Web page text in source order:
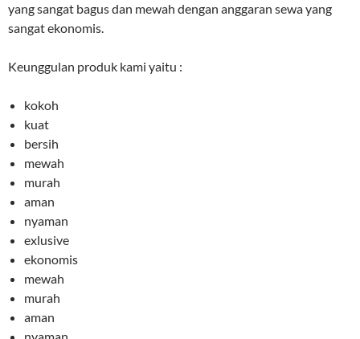
yang sangat bagus dan mewah dengan anggaran sewa yang
sangat ekonomis.
Keunggulan produk kami yaitu :
kokoh
kuat
bersih
mewah
murah
aman
nyaman
exlusive
ekonomis
mewah
murah
aman